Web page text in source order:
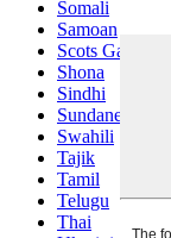
Somali
Samoan
Scots Gaelic
Shona
Sindhi
Sundanese
Swahili
Tajik
Tamil
Telugu
Thai